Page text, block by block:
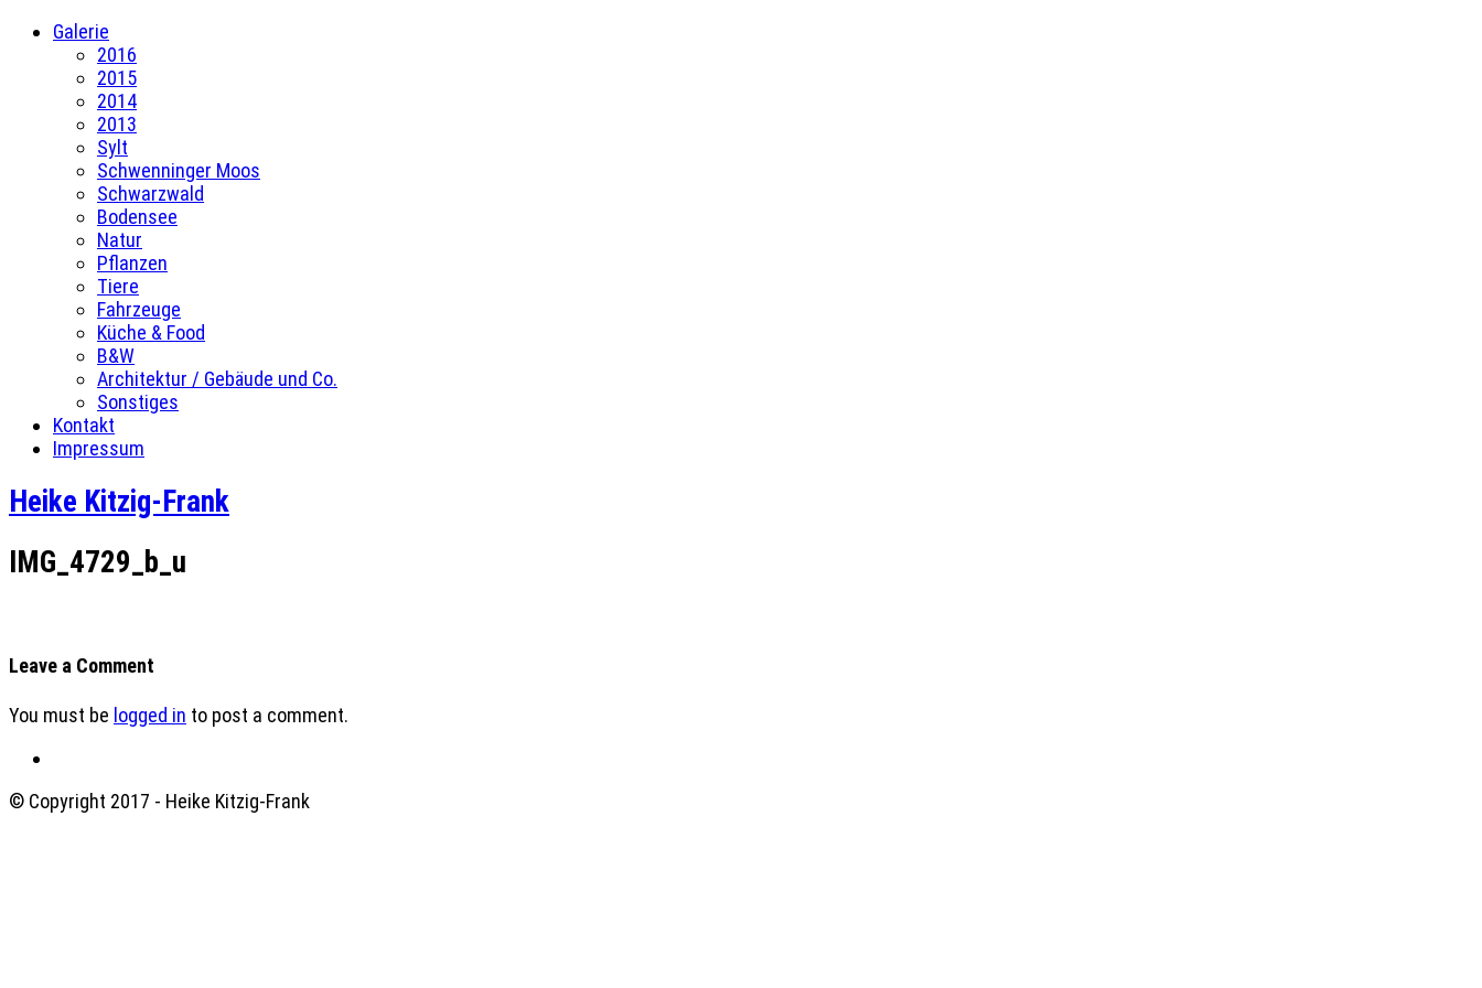
Galerie
2016
2015
2014
2013
Sylt
Schwenninger Moos
Schwarzwald
Bodensee
Natur
Pflanzen
Tiere
Fahrzeuge
Küche & Food
B&W
Architektur / Gebäude und Co.
Sonstiges
Kontakt
Impressum
Heike Kitzig-Frank
IMG_4729_b_u
Leave a Comment
You must be logged in to post a comment.
© Copyright 2017 - Heike Kitzig-Frank